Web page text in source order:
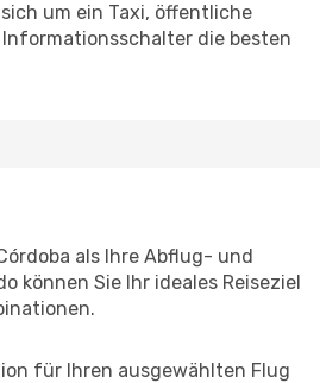
um ein Taxi, öffentliche
die besten
als Ihre Abflug- und
können Sie Ihr ideales Reiseziel
für Ihren ausgewählten Flug